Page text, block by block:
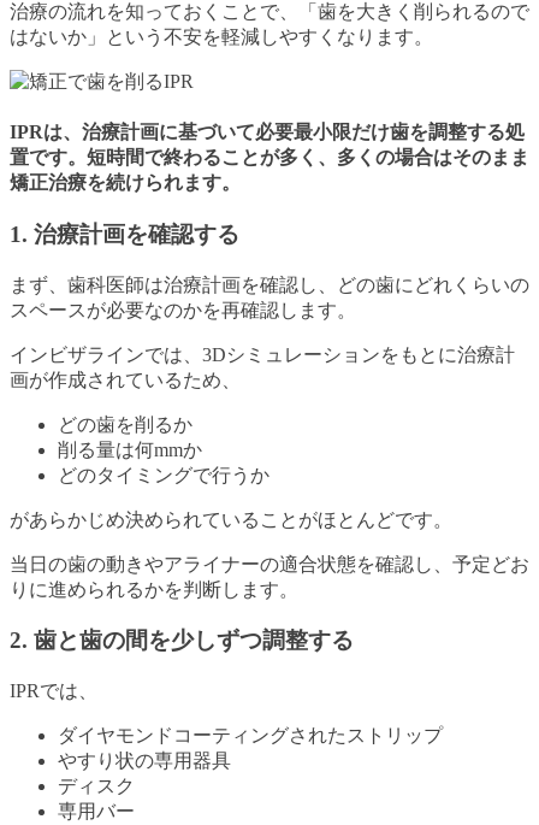
治療の流れを知っておくことで、「歯を大きく削られるので
はないか」という不安を軽減しやすくなります。
IPRは、治療計画に基づいて必要最小限だけ歯を調整する処
置です。短時間で終わることが多く、多くの場合はそのまま
矯正治療を続けられます。
1. 治療計画を確認する
まず、歯科医師は治療計画を確認し、どの歯にどれくらいの
スペースが必要なのかを再確認します。
インビザラインでは、3Dシミュレーションをもとに治療計
画が作成されているため、
どの歯を削るか
削る量は何mmか
どのタイミングで行うか
があらかじめ決められていることがほとんどです。
当日の歯の動きやアライナーの適合状態を確認し、予定どお
りに進められるかを判断します。
2. 歯と歯の間を少しずつ調整する
IPRでは、
ダイヤモンドコーティングされたストリップ
やすり状の専用器具
ディスク
専用バー